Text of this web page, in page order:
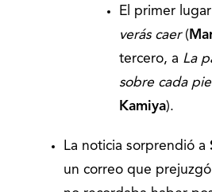
El primer
verás caer(
tercero, a La
sobre cada
Kamiya).
La noticia sorprendió a
un correo que